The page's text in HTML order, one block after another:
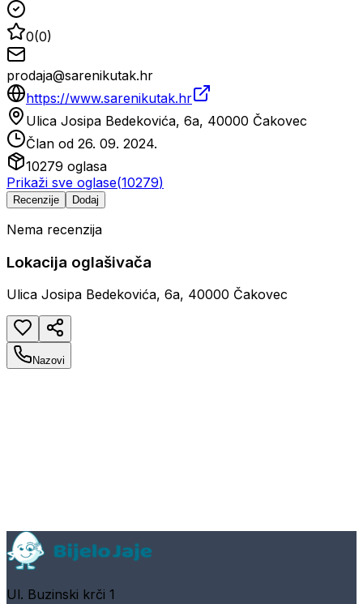
0(0)
prodaja@sarenikutak.hr
https://www.sarenikutak.hr
Ulica Josipa Bedekovića, 6a, 40000 Čakovec
Član od 26. 09. 2024.
10279 oglasa
Prikaži sve oglase(10279)
Recenzije Dodaj
Nema recenzija
Lokacija oglašivača
Ulica Josipa Bedekovića, 6a, 40000 Čakovec
Nazovi
Ul. Buzinski krči 1